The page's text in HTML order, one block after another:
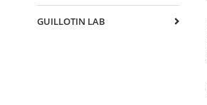
GUILLOTIN LAB